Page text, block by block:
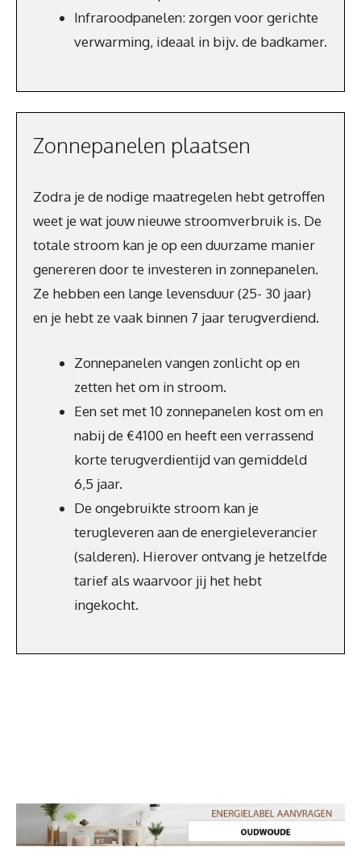
Infraroodpanelen: zorgen voor gerichte
verwarming, ideaal in bijv. de badkamer.
Zonnepanelen plaatsen
Zodra je de nodige maatregelen hebt getroffen
weet je wat jouw nieuwe stroomverbruik is. De
totale stroom kan je op een duurzame manier
genereren door te investeren in zonnepanelen.
Ze hebben een lange levensduur (25- 30 jaar)
en je hebt ze vaak binnen 7 jaar terugverdiend.
Zonnepanelen vangen zonlicht op en
zetten het om in stroom.
Een set met 10 zonnepanelen kost om en
nabij de €4100 en heeft een verrassend
korte terugverdientijd van gemiddeld
6,5 jaar.
De ongebruikte stroom kan je
terugleveren aan de energieleverancier
(salderen). Hierover ontvang je hetzelfde
tarief als waarvoor jij het hebt
ingekocht.